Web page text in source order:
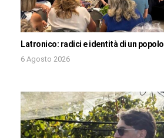
Latronico: radici e identità di un popolo
6 Agosto 2026